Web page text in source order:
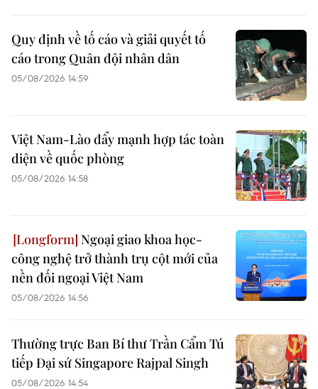
Quy định về tố cáo và giải quyết tố
cáo trong Quân đội nhân dân
05/08/2026 14:59
Việt Nam-Lào đẩy mạnh hợp tác toàn
diện về quốc phòng
05/08/2026 14:58
Ngoại giao khoa học-
công nghệ trở thành trụ cột mới của
nền đối ngoại Việt Nam
05/08/2026 14:56
Thường trực Ban Bí thư Trần Cẩm Tú
tiếp Đại sứ Singapore Rajpal Singh
05/08/2026 14:54